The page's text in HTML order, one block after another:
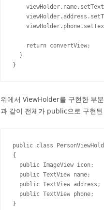
    return convertView;
  }
}
위에서 ViewHolder를 구현한 부
과 같이 전체가 public으로 구현
public class
{
  public ImageView icon;
  public TextView name;
  public TextView address;
  public TextView phone;
}